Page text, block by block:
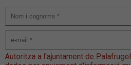
Autoritza a l'ajuntament de